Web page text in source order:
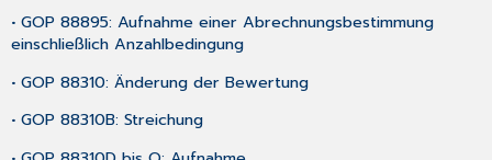
• GOP 88895: Aufnahme einer Abrechnungsbestimmung
einschließlich Anzahlbedingung
• GOP 88310: Änderung der Bewertung
• GOP 88310B: Streichung